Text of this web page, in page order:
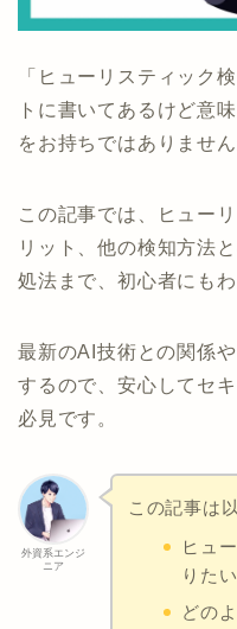
「ヒューリスティック
トに書いてあるけど意
をお持ちではありません
この記事では、ヒュー
リット、他の検知方法
処法まで、初心者にも
最新のAI技術との関係
するので、安心してセ
必見です。
外資系エンジ
ニア
この記事は
ヒュ
りた
どの